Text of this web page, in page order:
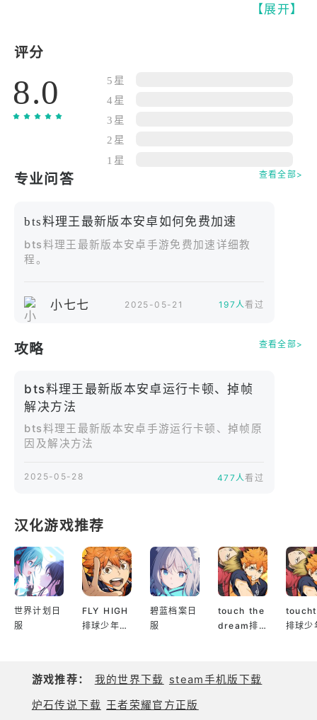
在游戏中，玩家将化身为一位厨艺高手，与BTS成员
奇妙旅程。每个TinyTAN角色都有独特的个性，玩家
可以与他们互动，完成各项挑战和任务，感受烹饪的
快乐。
游戏提供了丰富的食材和烹饪工具，玩家可以根据自
己的创意，自由搭配食材，创造出独一无二的美食佳
肴。随着游戏的深入，玩家不仅能够提升自己的烹饪
技能，还能通过与游戏中角色的互动，了解到不同文
游戏鼓励玩家探索和尝试，每一次的创新和突破，都
是自我成长的见证。通过全球排名，玩家可以展示自
己的烹饪才能，并与来自世界各地的玩家竞争。此
以根据自己的喜好，打造独特的餐厅环境。
《BTS料理王》不仅是一款美食烹饪的模拟经营游
戏，更是一场关于梦想与成长的冒险之旅。在这里，
趣，感受成就的喜悦。无论你是BTS的粉丝，还是美
食爱好者，都能在这款游戏中找到属于自己的乐趣。
【展开】
评分
8.0
5星
4星
3星
2星
1星
专业问答 查看全部>
bts料理王最新版本安卓如何免费加速
bts料理王最新版本安卓手游免费加速详细教
程。
小七七 2025-05-21 197人看过
攻略 查看全部>
bts料理王最新版本安卓运行卡顿、掉帧
解决方法
bts料理王最新版本安卓手游运行卡顿、掉帧原
因及解决方法
2025-05-28 477人看过
汉化游戏推荐
世界计划日
服
FLY HIGH
排球少年日
碧蓝档案日
服
touch the
dream排
排球少
游戏推荐： 我的世界下载 steam手机版下载
炉石传说下载 王者荣耀官方正版